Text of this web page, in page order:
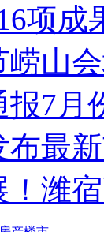
项成
崂山
报7月
布最
！潍